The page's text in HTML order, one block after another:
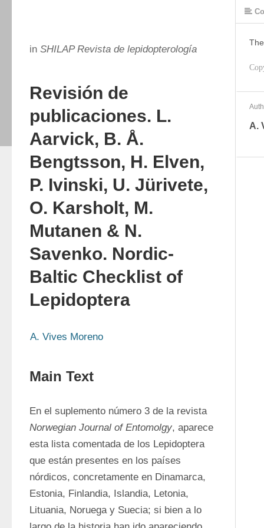
in SHILAP Revista de lepidopterología
Revisión de
publicaciones. L.
Aarvick, B. Å.
Bengtsson, H. Elven,
P. Ivinski, U. Jürivete,
O. Karsholt, M.
Mutanen & N.
Savenko. Nordic-
Baltic Checklist of
Lepidoptera
A. Vives Moreno
Main Text
En el suplemento número 3 de la revista
Norwegian Journal of Entomolgy, aparece
esta lista comentada de los Lepidoptera
que están presentes en los países
nórdicos, concretamente en Dinamarca,
Estonia, Finlandia, Islandia, Letonia,
Lituania, Noruega y Suecia; si bien a lo
A.